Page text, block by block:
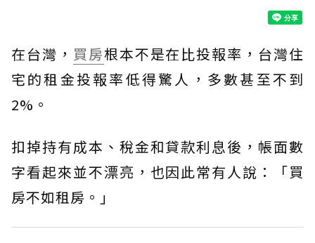
在台灣， 買房根本不是在比投報率，台灣住
宅的租金投報率低得驚人，多數甚至不到
2%。
扣掉持有成本、稅金和貸款利息後，帳面數
字看起來並不漂亮，也因此常有人說：「買
房不如租房。」